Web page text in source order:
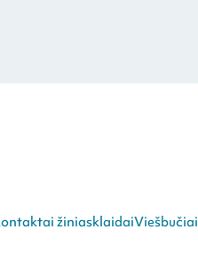
žiniasklaidaiViešbučiai